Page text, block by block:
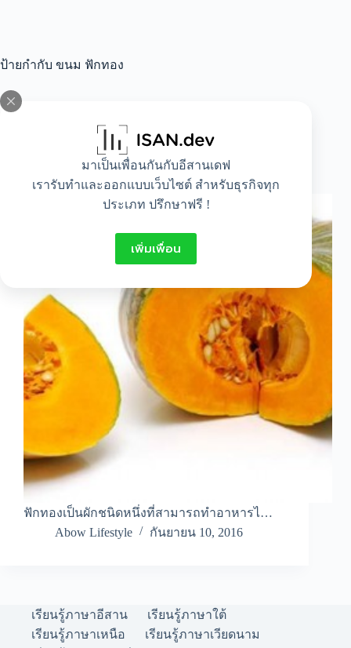
มาเป็นเพื่อนกันกับอีสานเดฟ
เรารับทำและออกแบบเว็บไซต์ สำหรับธุรกิจทุก
ประเภท ปรึกษาฟรี !
เพิ่มเพื่อน
ป้ายกำกับ ขนม ฟักทอง
Food Idea Lifestyle
วิธีทําสังขยาฟักทอง
ฟักทองเป็นผักชนิดหนึ่งที่สามารถทำอาหารไ…
Abow Lifestyle
กันยายน 10, 2016
เรียนรู้ภาษาอีสาน
เรียนรู้ภาษาใต้
เรียนรู้ภาษาเหนือ
เรียนรู้ภาษาเวียดนาม